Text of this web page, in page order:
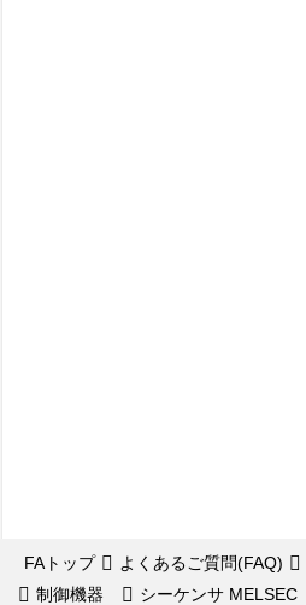
FAトップ よくあるご質問(FAQ)
制御機器
シーケンサ MELSEC